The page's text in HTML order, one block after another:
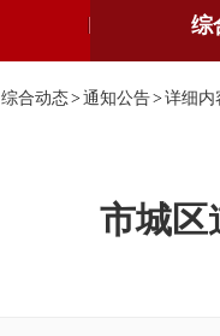
综
综合动态>通知公告>详细内
市城区